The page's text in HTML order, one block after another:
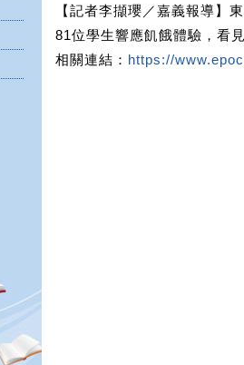
【記者李擷瓔／嘉義報導】
81位學生響應飢餓體驗，看
相關連結： https://